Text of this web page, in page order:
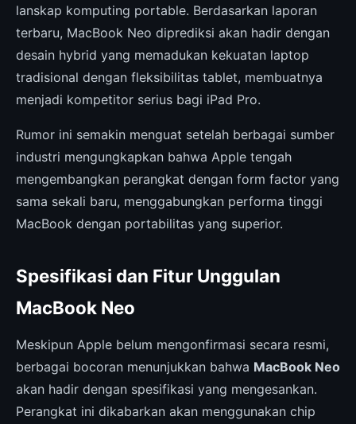
lanskap komputing portable. Berdasarkan laporan
terbaru, MacBook Neo diprediksi akan hadir dengan
desain hybrid yang memadukan kekuatan laptop
tradisional dengan fleksibilitas tablet, membuatnya
menjadi kompetitor serius bagi iPad Pro.
Rumor ini semakin menguat setelah berbagai sumber
industri mengungkapkan bahwa Apple tengah
mengembangkan perangkat dengan form factor yang
sama sekali baru, menggabungkan performa tinggi
MacBook dengan portabilitas yang superior.
Spesifikasi dan Fitur Unggulan
MacBook Neo
Meskipun Apple belum mengonfirmasi secara resmi,
berbagai bocoran menunjukkan bahwa MacBook Neo
akan hadir dengan spesifikasi yang mengesankan.
Perangkat ini dikabarkan akan menggunakan chip